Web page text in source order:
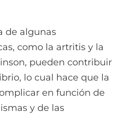
de algunas
como la artritis y la
pueden contribuir
lo cual hace que la
en función de
y de las